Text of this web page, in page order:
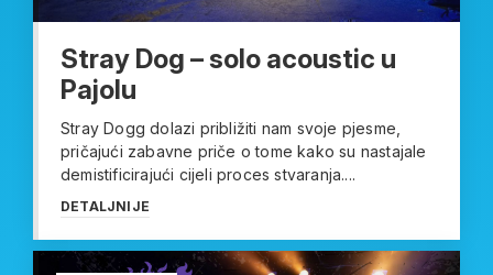
Stray Dog – solo acoustic u
Pajolu
Stray Dogg dolazi približiti nam svoje pjesme,
pričajući zabavne priče o tome kako su nastajale
demistificirajući cijeli proces stvaranja....
DETALJNIJE